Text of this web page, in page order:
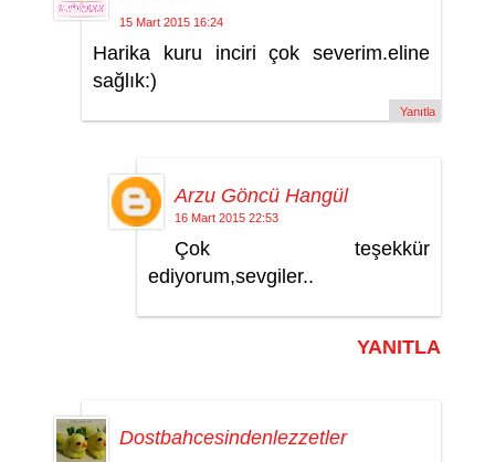
15 Mart 2015 16:24
Harika kuru inciri çok severim.eline
sağlık:)
Yanıtla
Arzu Göncü Hangül
16 Mart 2015 22:53
Çok teşekkür
ediyorum,sevgiler..
YANITLA
Dostbahcesindenlezzetler